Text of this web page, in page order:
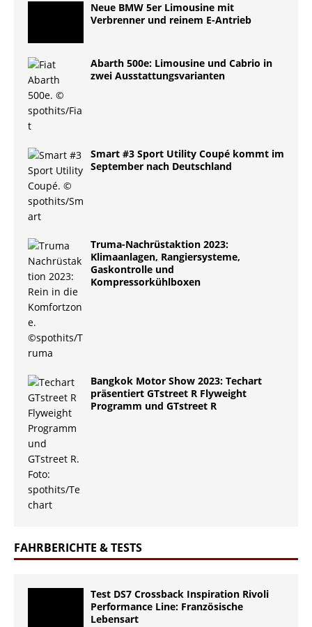
Neue BMW 5er Limousine mit
Verbrenner und reinem E-Antrieb
Abarth 500e: Limousine und Cabrio in
zwei Ausstattungsvarianten
Smart #3 Sport Utility Coupé kommt im
September nach Deutschland
Truma-Nachrüstaktion 2023:
Klimaanlagen, Rangiersysteme,
Gaskontrolle und
Kompressorkühlboxen
Bangkok Motor Show 2023: Techart
präsentiert GTstreet R Flyweight
Programm und GTstreet R
FAHRBERICHTE & TESTS
Test DS7 Crossback Inspiration Rivoli
Performance Line: Französische
Lebensart